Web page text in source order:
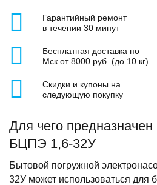
Гарантийный ремонт
в течении 30 минут
Бесплатная доставка по
Мск от 8000 руб. (до 10 кг)
Скидки и купоны на
следующую покупку
Для чего
БЦПЭ 1,6-32У
Бытовой погружной
32У может использоваться для